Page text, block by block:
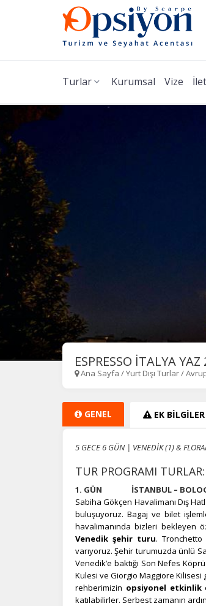
Turlar Kurumsal Vize
ESPRESSO İTALYA
Ana Sayfa /Yurt Dışı Turlar/
GENEL EK BİLGİLER
5 GECE 6 GÜN | VENEDİK (1) &
TUR PROGRAMI TURLAR:
1. GÜN İSTANBUL –
Sabiha Gökçen Havalimanı Dış
buluşuyoruz. Bagaj ve bilet
havalimanında bizleri bekleyen
Venedik şehir turu. Tronchetto
varıyoruz. Şehir turumuzda ünlü
Venedik’e baktığı Son Nefes
Kulesi ve Giorgio Maggiore
rehberimizin opsiyonel etkinlik
katılabilirler. Serbest zamanın